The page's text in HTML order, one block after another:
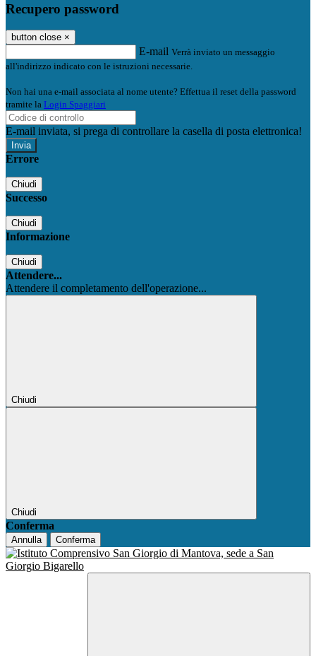
Recupero password
button close ×
E-mail Verrà inviato un messaggio
all'indirizzo indicato con le istruzioni necessarie.
Non hai una e-mail associata al nome utente? Effettua il reset della password
tramite la Login Spaggiari
E-mail inviata, si prega di controllare la casella di posta elettronica!
Errore
Chiudi
Successo
Chiudi
Informazione
Chiudi
Attendere...
Attendere il completamento dell'operazione...
Chiudi
Chiudi
Conferma
Annulla Conferma